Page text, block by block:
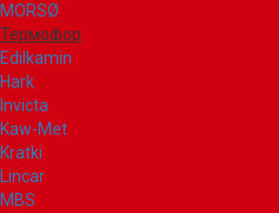
MORSØ
Термофор
Edilkamin
Hark
Invicta
Kaw-Met
Kratki
Lincar
MBS